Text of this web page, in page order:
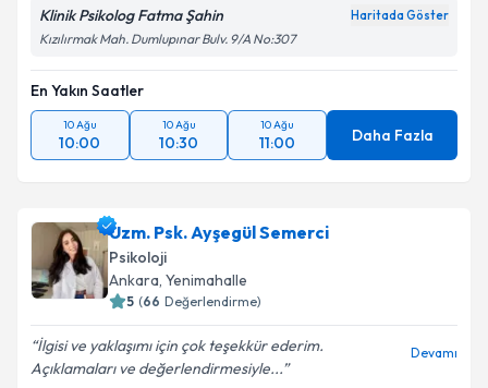
Klinik Psikolog Fatma Şahin Haritada Göster
Kızılırmak Mah. Dumlupınar Bulv. 9/A No:307
En Yakın Saatler
10 Ağu
10:00
10 Ağu
10:30
10 Ağu
11:00 Daha Fazla
Uzm. Psk. Ayşegül Semerci
Psikoloji
Ankara, Yenimahalle
5 (66 Değerlendirme)
İlgisi ve yaklaşımı için çok teşekkür ederim.
Açıklamaları ve değerlendirmesiyle...
Devamı